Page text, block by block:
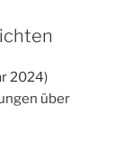
2024)
über